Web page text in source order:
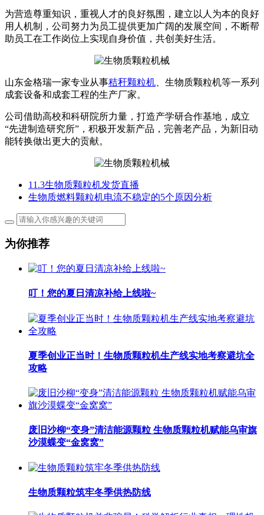
为营造尊重知识，重视人才的良好氛围，建立以人为本的良好
用人机制，公司努力为员工提供更加广阔的发展空间，不断帮
助员工在工作岗位上实现自身价值，共创美好生活。
山东金格瑞一家专业从事秸秆颗粒机 、生物质颗粒机等一系列
成套设备和成套工程的生产厂家。
公司借助高校和科研院所力量，打造产学研合作基地，成立
“先进制造研究所”，积极开发新产品，完善老产品，为新旧动
能转换做出更大的贡献。
11.3生物质颗粒机发货直播
生物质燃料颗粒机电流不稳定的5个原因分析
为你推荐
叮！您的夏日清凉补给上线啦~
夏季创业正当时！生物质颗粒机生产线实地考察避坑全
攻略
废旧沙柳“变身”清洁能源颗粒 生物质颗粒机赋能乌审旗
沙漠蝶变“金窝窝”
生物质颗粒筑牢冬季供热防线